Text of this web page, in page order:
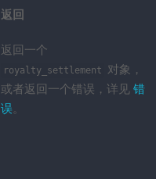
返回
返回一个
royalty_settlement
对象，
或者返回一个错误，详见 错
误 。